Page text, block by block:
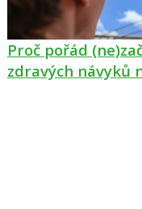
Proč pořád
zdravých návyků